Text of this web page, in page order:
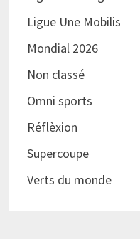
Ligue Une Mobilis
Mondial 2026
Non classé
Omni sports
Réflèxion
Supercoupe
Verts du monde